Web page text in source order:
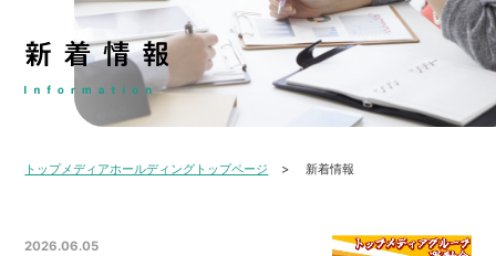
トップメディアホールディングトップページ 新着情報
2026.06.05